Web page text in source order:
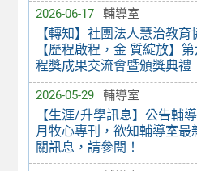
2026-06-17 輔導室
【轉知】社團法人慧治教
【歷程啟程，金 質綻放】
程獎成果交流會暨頒獎典禮
2026-05-29 輔導室
【生涯/升學訊息】公告輔
月牧心專刊，欲知輔導室最
關訊息，請參閱！